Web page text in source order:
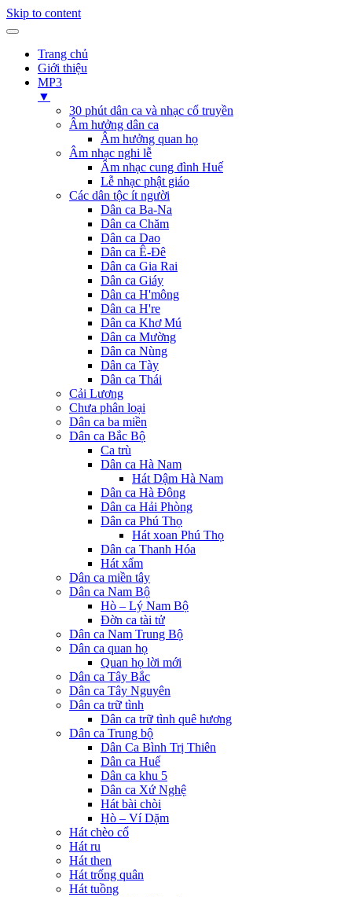
Skip to content
Trang chủ
Giới thiệu
MP3
▼
30 phút dân ca và nhạc cổ truyền
Âm hưởng dân ca
Âm hưởng quan họ
Âm nhạc nghi lễ
Âm nhạc cung đình Huế
Lễ nhạc phật giáo
Các dân tộc ít người
Dân ca Ba-Na
Dân ca Chăm
Dân ca Dao
Dân ca Ê-Đê
Dân ca Gia Rai
Dân ca Giáy
Dân ca H'mông
Dân ca H're
Dân ca Khơ Mú
Dân ca Mường
Dân ca Nùng
Dân ca Tày
Dân ca Thái
Cải Lương
Chưa phân loại
Dân ca ba miền
Dân ca Bắc Bộ
Ca trù
Dân ca Hà Nam
Hát Dậm Hà Nam
Dân ca Hà Đông
Dân ca Hải Phòng
Dân ca Phú Thọ
Hát xoan Phú Thọ
Dân ca Thanh Hóa
Hát xẩm
Dân ca miền tây
Dân ca Nam Bộ
Hò – Lý Nam Bộ
Đờn ca tài tử
Dân ca Nam Trung Bộ
Dân ca quan họ
Quan họ lời mới
Dân ca Tây Bắc
Dân ca Tây Nguyên
Dân ca trữ tình
Dân ca trữ tình quê hương
Dân ca Trung bộ
Dân Ca Bình Trị Thiên
Dân ca Huế
Dân ca khu 5
Dân ca Xứ Nghệ
Hát bài chòi
Hò – Ví Dặm
Hát chèo cổ
Hát ru
Hát then
Hát trống quân
Hát tuồng